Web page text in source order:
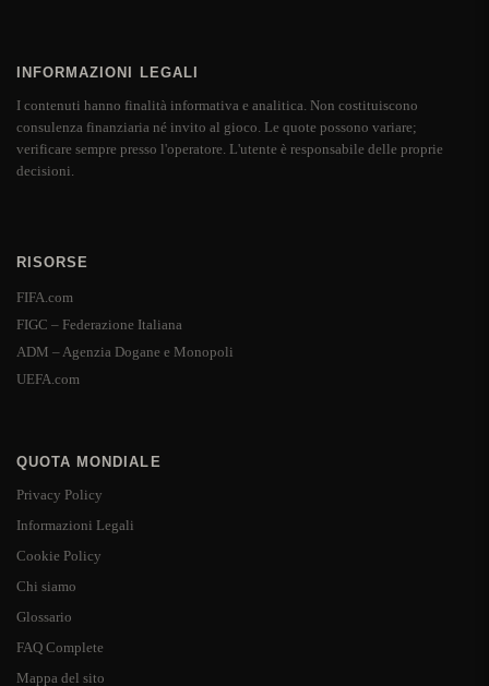
INFORMAZIONI LEGALI
I contenuti hanno finalità informativa e analitica. Non costituiscono
consulenza finanziaria né invito al gioco. Le quote possono variare;
verificare sempre presso l'operatore. L'utente è responsabile delle proprie
decisioni.
RISORSE
FIFA.com
FIGC – Federazione Italiana
ADM – Agenzia Dogane e Monopoli
UEFA.com
QUOTA MONDIALE
Privacy Policy
Informazioni Legali
Cookie Policy
Chi siamo
Glossario
FAQ Complete
Mappa del sito